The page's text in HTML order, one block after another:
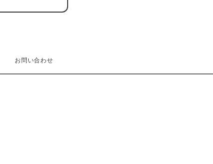
お問い合わせ